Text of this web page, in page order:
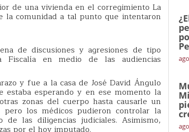
de una vivienda en el corregimiento La
la comunidad a tal punto que intentaron
de discusiones y agresiones de tipo
en medio de las audiencias
y fue a la casa de José David Ángulo
esperando y en ese momento la
zonas del cuerpo hasta causarle un
los médicos pudieron controlar la
las diligencias judiciales. Asimismo,